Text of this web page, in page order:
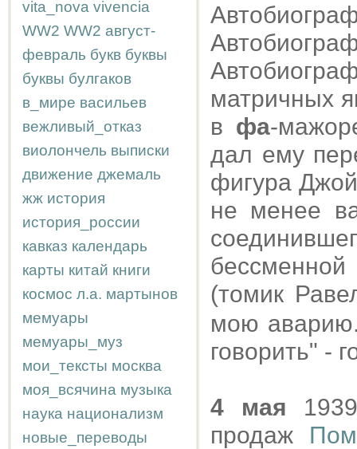
vita_nova vivencia
WW2 WW2 август-
февраль букв буквы
буквы булгаков
в_мире васильев
вежливый_отказ
виолончель выписки
движение джемаль
жж история
история_россии
кавказ календарь
карты китай книги
космос л.а. мартынов
мемуары
мемуары_муз
мои_тексты москва
моя_всячина музыка
наука национализм
новые_переводы
матричных
в фа-
дал ему
фигура
не менее
(томик
мою
говорить" -
4 мая
продаж